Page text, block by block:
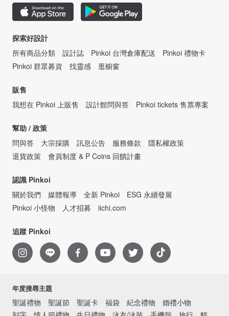
探索好設計
所有商品分類
設計誌 Pinkoi 台灣倉庫配送
Pinkoi 禮物卡
Pinkoi 群眾募資
找靈感 逛櫥窗
販售
我想在 Pinkoi 上販售
設計館問與答 Pinkoi tickets 售票專案
幫助 / 政策
問與答
大宗採購 訊息公告 服務條款
隱私權政策
退貨政策
會員制度 & P Coins 回饋計畫
認識 Pinkoi
關於我們
媒體報導 全新 Pinkoi
ESG 永續發展
Pinkoi 小怪物
人才招募 iichi.com
追蹤 Pinkoi
年度搜尋主題
聖誕禮物 聖誕節 聖誕卡 福袋 紀念禮物
婚禮小物